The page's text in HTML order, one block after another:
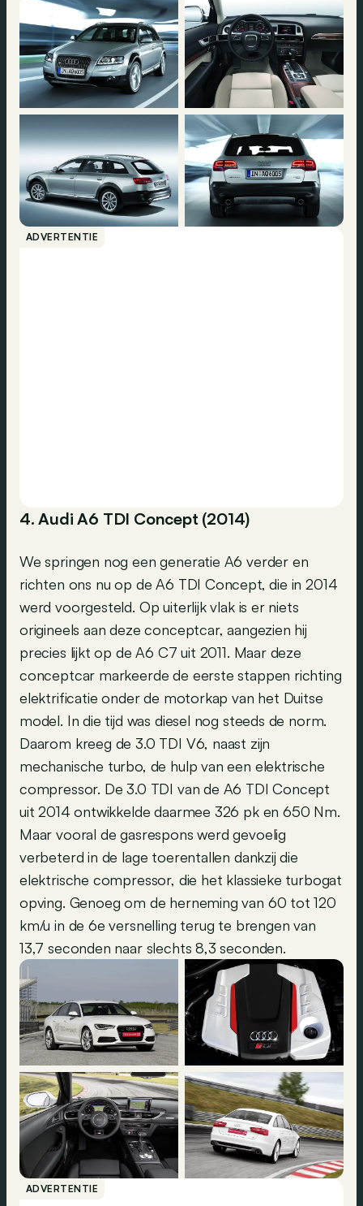
ADVERTENTIE
4. Audi A6 TDI Concept (2014)
We springen nog een generatie A6 verder en
richten ons nu op de A6 TDI Concept, die in 2014
werd voorgesteld. Op uiterlijk vlak is er niets
origineels aan deze conceptcar, aangezien hij
precies lijkt op de A6 C7 uit 2011. Maar deze
conceptcar markeerde de eerste stappen richting
elektrificatie onder de motorkap van het Duitse
model. In die tijd was diesel nog steeds de norm.
Daarom kreeg de 3.0 TDI V6, naast zijn
mechanische turbo, de hulp van een elektrische
compressor. De 3.0 TDI van de A6 TDI Concept
uit 2014 ontwikkelde daarmee 326 pk en 650 Nm.
Maar vooral de gasrespons werd gevoelig
verbeterd in de lage toerentallen dankzij die
elektrische compressor, die het klassieke turbogat
opving. Genoeg om de herneming van 60 tot 120
km/u in de 6e versnelling terug te brengen van
13,7 seconden naar slechts 8,3 seconden.
ADVERTENTIE